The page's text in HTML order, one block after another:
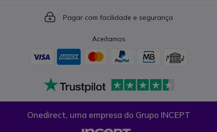
Icon
Pagar com facilidade e segurança
Aceitamos
Onedirect, uma empresa do Grupo INCEPT